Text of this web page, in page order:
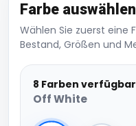
Farbe auswählen
Wählen Sie zuerst eine
Bestand, Größen und
8 Farben verfügbar
Off White